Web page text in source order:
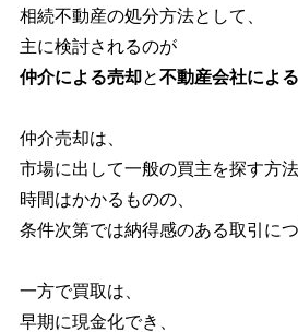
相続不動産の処分方法として、
主に検討されるのが
仲介による売却と不動産会社によ
仲介売却は、
市場に出して一般の買主を探す方法
時間はかかるものの、
条件次第では納得感のある取引につ
一方で買取は、
早期に現金化でき、